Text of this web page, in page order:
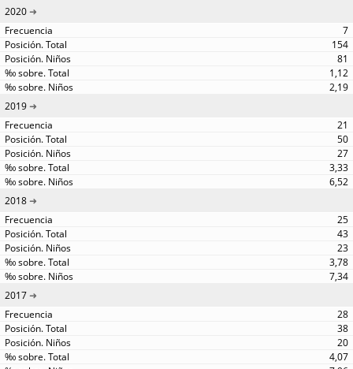
2020
7
154
81
1,12
2,19
2019
21
50
27
3,33
6,52
2018
25
43
23
3,78
7,34
2017
28
38
20
4,07